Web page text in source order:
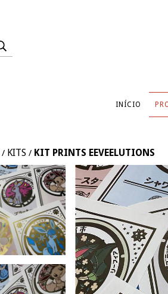
INÍCIO
/ KITS / KIT PRINTS EEVEELUTIONS